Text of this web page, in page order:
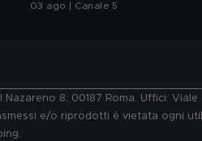
03 ago | Canale 5
8, 00187 Roma. Uffici:
e/o riprodotti è vietata ogni